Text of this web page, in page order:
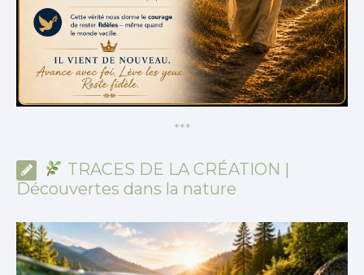
***
TRACES DE LA CRÉATION |
Découvertes dans la nature